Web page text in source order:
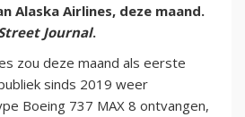
Alaska Airlines, deze maand.
Journal.
zou deze maand als eerste
sinds 2019 weer
Boeing 737 MAX 8 ontvangen,